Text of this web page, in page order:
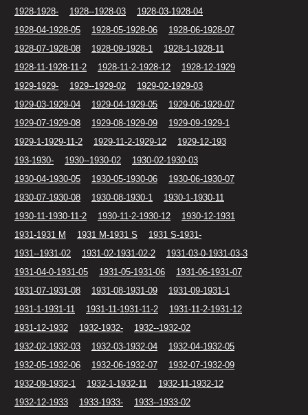
1928-1928- 1928--1928-03
1928-03-1928-04
1928-04-1928-05
1928-05-1928-06
1928-06-1928-07
1928-07-1928-08
1928-09-1928-1
1928-1-1928-11
1928-11-1928-11-2
1928-11-2-1928-12
1928-12-1929
1929-1929-
1929--1929-02
1929-02-1929-03
1929-03-1929-04
1929-04-1929-05
1929-06-1929-07
1929-07-1929-08
1929-08-1929-09
1929-09-1929-1
1929-1-1929-11-2
1929-11-2-1929-12
1929-12-193
193-1930-
1930--1930-02
1930-02-1930-03
1930-04-1930-05
1930-05-1930-06
1930-06-1930-07
1930-07-1930-08
1930-08-1930-1
1930-1-1930-11
1930-11-1930-11-2
1930-11-2-1930-12
1930-12-1931
1931-1931 M
1931 M-1931 S
1931 S-1931-
1931--1931-02
1931-02-1931-02-2
1931-03-0-1931-03-3
1931-04-0-1931-05
1931-05-1931-06
1931-06-1931-07
1931-07-1931-08
1931-08-1931-09
1931-09-1931-1
1931-1-1931-11
1931-11-1931-11-2
1931-11-2-1931-12
1931-12-1932
1932-1932-
1932--1932-02
1932-02-1932-03
1932-03-1932-04
1932-04-1932-05
1932-05-1932-06
1932-06-1932-07
1932-07-1932-09
1932-09-1932-1
1932-1-1932-11
1932-11-1932-12
1932-12-1933
1933-1933-
1933--1933-02